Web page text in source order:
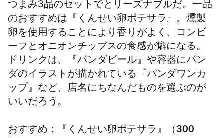
つまみ3品のセットでとリーズナブルだ 。一品
のおすすめは『くんせい卵ポテサラ』。 燻製
卵を使用することにより香りがよく 、コンビ
ーフとオニオンチップスの食感が癖になる。
ドリンクは、『パンダビール』や容器にパン
ダのイラストが描かれている『パンダワンカ
ップ』など、店名にちなんだものを選ぶのが
いいだろう。
おすすめ：『くんせい卵ポテサラ』（300